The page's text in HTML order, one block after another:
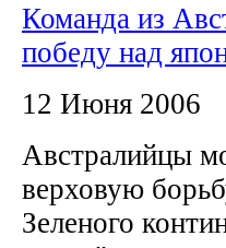
Команда из
победу над
12 Июня 2006
Австралийцы
верховую
Зеленого